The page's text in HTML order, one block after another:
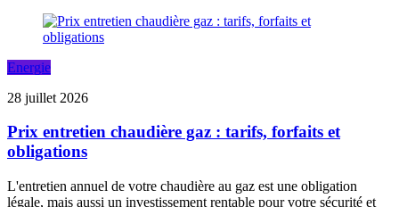
Energie
28 juillet 2026
Prix entretien chaudière gaz : tarifs, forfaits et
obligations
L'entretien annuel de votre chaudière au gaz est une obligation
légale, mais aussi un investissement rentable pour votre sécurité et